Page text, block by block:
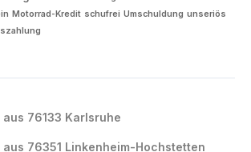
Motorrad-Kredit schufrei Umschuldung unseriös
76133 Karlsruhe
76351 Linkenheim-Hochstetten